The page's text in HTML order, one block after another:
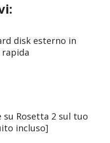
disk esterno in
Rosetta 2 sul tuo
incluso]